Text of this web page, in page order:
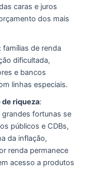
caras e juros
dos mais
famílias de renda
dificultada,
e bancos
linhas especiais.
riqueza:
fortunas se
públicos e CDBs,
da inflação,
renda permanece
acesso a produtos